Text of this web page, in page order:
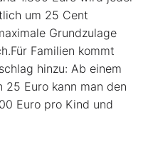
um 25 Cent
Grundzulage
Familien kommt
hinzu: Ab einem
Euro kann man den
Euro pro Kind und